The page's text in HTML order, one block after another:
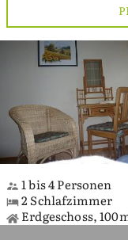
1 bis 4 Personen
2 Schlafzimmer
Erdgeschoss,